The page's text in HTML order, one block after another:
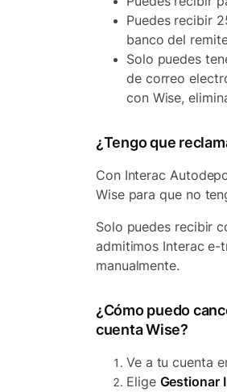
Puedes recibir
banco del
Solo puedes
de correo
con Wise,
¿Tengo que
Con Interac
Wise para que no
Solo puedes recibir
admitimos Interac e-
manualmente.
¿Cómo puedo
cuenta Wise?
Ve a tu cuenta
Elige Gestionar